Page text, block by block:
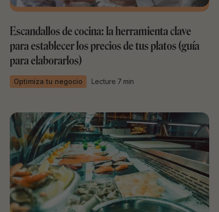
Escandallos de cocina: la herramienta clave
para establecer los precios de tus platos (guía
para elaborarlos)
Optimiza tu negocio Lecture 7 min